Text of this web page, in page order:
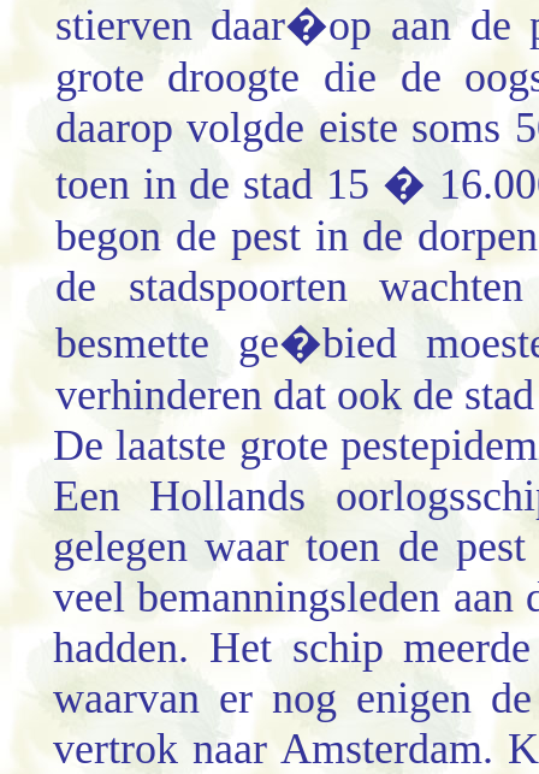
stierven daar�op aan de
grote droogte die de
daarop volgde eiste soms
toen in de stad 15 �
begon de pest in de
de stadspoorten
besmette ge�bied
verhinderen dat ook de
De laatste grote
Een Hollands
gelegen waar toen de
veel bemanningsleden
hadden. Het schip
waarvan er nog enigen
vertrok naar Amsterdam.